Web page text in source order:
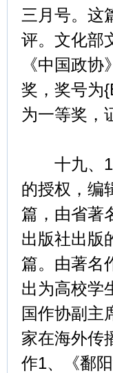
三月号。这
评。文化部
《中国政
奖，奖号为
为一等奖，
十九、
的授权，编
篇，由省著
出版社出版
篇。由著名
出为高校学
国作协副主
家在海外传
作1、《鄱